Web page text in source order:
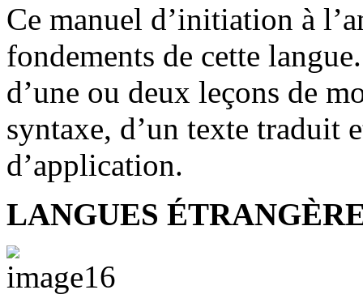
Ce manuel d’initiation à
fondements de cette
d’une ou deux leçons de
syntaxe, d’un texte traduit
d’application.
LANGUES